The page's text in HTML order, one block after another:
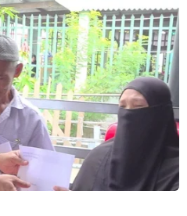
dù lượn đường
rộng